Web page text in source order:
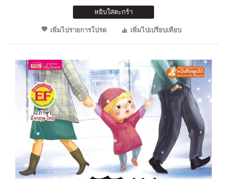
หยิบใส่ตะกร้า
เพิ่มไปรายการโปรด
เพิ่มไปเปรียบเทียบ